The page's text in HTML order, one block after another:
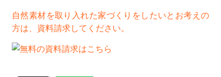
自然素材を取り入れた家づくりをしたいとお考えの
方は、資料請求してください。